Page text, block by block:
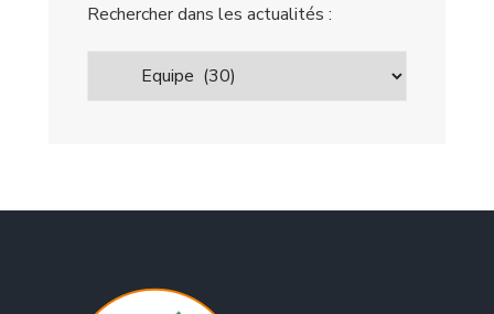
Rechercher dans les actualités :